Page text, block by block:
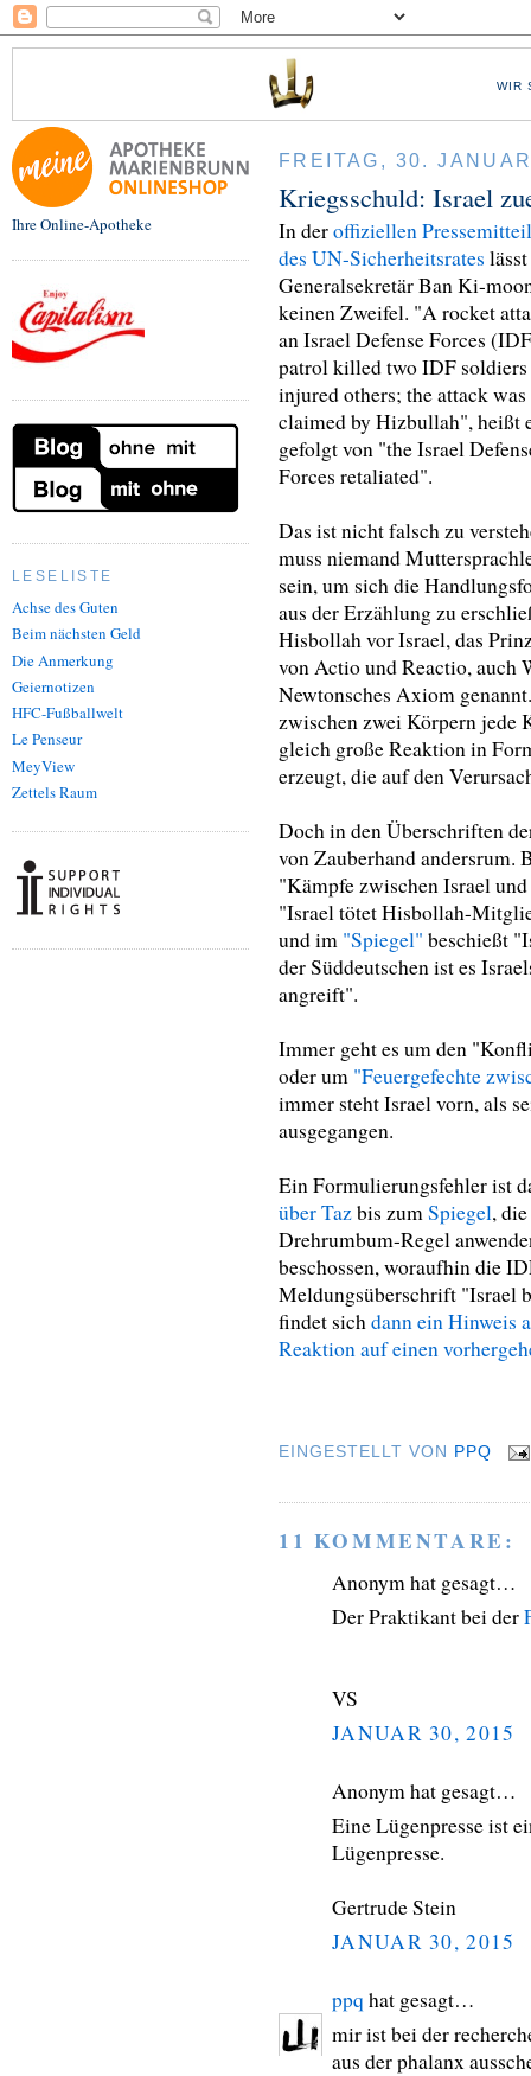
WIR
Ihre Online-Apotheke
LESELISTE
Achse des Guten
Beim nächsten Geld
Die Anmerkung
Geiernotizen
HFC-Fußballwelt
Le Penseur
MeyView
Zettels Raum
FREITAG, 30.
Kriegsschuld: Israel
In deroffiziellen
des UN-Sicherheitsrates lässt
Generalsekretär Ban Ki-
keinen Zweifel. "A rocket
an Israel Defense Forces
patrol killed two IDF soldiers
injured others; the attack was
claimed by Hizbullah", heißt
gefolgt von "the Israel
Forces retaliated".
Das ist nicht falsch zu
muss niemand
sein, um sich die
aus der Erzählung zu
Hisbollah vor Israel, das
von Actio und Reactio, auch
Newtonsches Axiom
zwischen zwei Körpern
gleich große Reaktion in
erzeugt, die auf den
Doch in den Überschriften
von Zauberhand andersrum.
"Kämpfe zwischen Israel
"Israel tötet Hisbollah-
und im "Spiegel" beschießt
der Süddeutschen ist es
angreift".
Immer geht es um den
oder um "Feuergefechte
immer steht Israel vorn, als
ausgegangen.
Ein Formulierungsfehler ist
über Tazbis zum Spiegel,
Drehrumbum-Regel
beschossen, woraufhin die
Meldungsüberschrift "Israel
findet sich dann ein Hinweis
Reaktion auf einen
EINGESTELLT VON PPQ
11 KOMMENTARE:
Anonym hat gesagt…
Der Praktikant bei der
VS
JANUAR 30, 2015
Anonym hat gesagt…
Eine Lügenpresse ist
Lügenpresse.
Gertrude Stein
JANUAR 30, 2015
ppq hat gesagt…
mir ist bei der
aus der phalanx